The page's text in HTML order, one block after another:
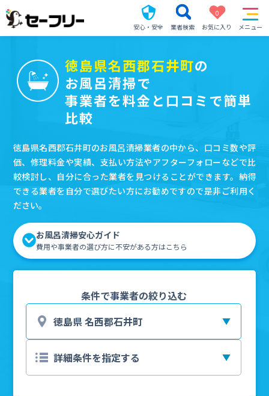
安心・安全 業者検索
0
お気に入り
メニュー
徳島県名西郡石井町の
お風呂清掃で
事業者を料金と口コミで簡単
比較
徳島県名西郡石井町のお風呂清掃業者の中から、口コミ数や評
価、修理料金や実績、支払い方法やアフターフォローなどで比
較検討し、自分に合った業者を見つけることができます。納得
できる業者を自分で選びたい方にお勧めですので是非ご利用く
ださい。
お風呂清掃安心ガイド
費用や事業者の選び方に不安がある方はこちら
条件で事業者の絞り込む